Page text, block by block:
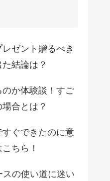
ゼント贈るべき
結論は？
か体験談！すご
合とは？
ぐできたのに意
ちら！
の使い道に迷い